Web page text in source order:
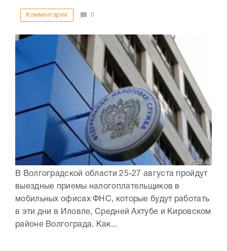
Комментарии 0
В Волгоградской области 25-27 августа пройдут
выездные приемы налогоплательщиков в
мобильных офисах ФНС, которые будут работать
в эти дни в Иловле, Средней Ахтубе и Кировском
районе Волгограда. Как...